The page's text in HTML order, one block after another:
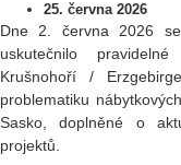
25. června 2026
Dne 2. června 2026
uskutečnilo
Krušnohoří /
problematiku
Sasko, doplněné o
projektů.